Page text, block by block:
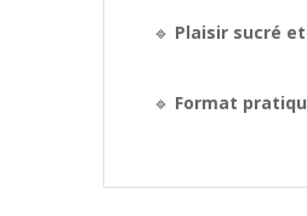
🔹 Plaisir sucré
🔹 Format